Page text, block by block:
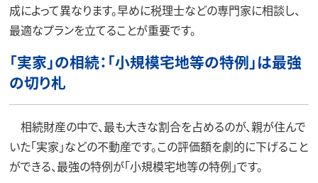
成によって異なります。早めに税理士などの専門家に相談し、
最適なプランを立てることが重要です。
「実家」の相続：「小規模宅地等の特例」は最強
の切り札
相続財産の中で、最も大きな割合を占めるのが、親が住んで
いた「実家」などの不動産です。この評価額を劇的に下げること
ができる、最強の特例が「小規模宅地等の特例」です。